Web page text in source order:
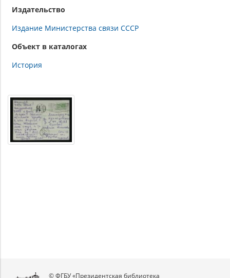
Издательство
Издание Министерства связи СССР
Объект в каталогах
История
© ФГБУ «Президентская библиотека